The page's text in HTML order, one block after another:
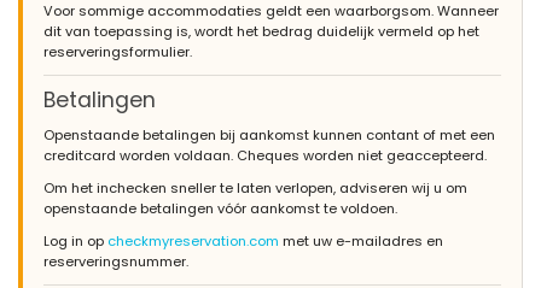
- 7,3
- Juli 2008 - Spanje :
(Oorspronkelijke tekst)
Nos gusto mucho Las Marinas y los propietarios se portaron
muy bien y rápido ya que tuvimos una avería bastante grande
en uno de los baños y tuvimos que recoger muchísima agua.
Pero ellos llegaron pronto y nos ayudaron y resolvieron el
muy buen sistema de seguridad y el jardín está muy bien
cuidado y es precioso. Lo hemos pasado muy bien.Conchita
Sáez
Voor sommige accommodaties geldt een waarborgsom. Wanneer
dit van toepassing is, wordt het bedrag duidelijk vermeld op het
reserveringsformulier.
Betalingen
Openstaande betalingen bij aankomst kunnen contant of met een
creditcard worden voldaan. Cheques worden niet geaccepteerd.
Om het inchecken sneller te laten verlopen, adviseren wij u om
openstaande betalingen vóór aankomst te voldoen.
Log in op checkmyreservation.com met uw e-mailadres en
reserveringsnummer.